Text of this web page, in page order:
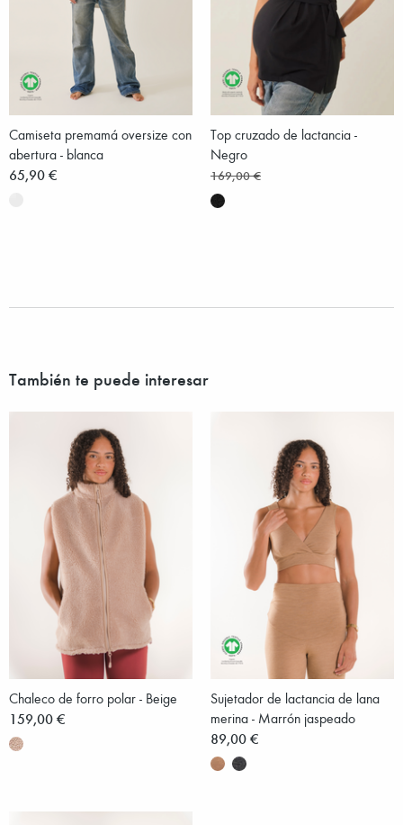
Camiseta premamá oversize con
abertura - blanca
65,90 €
Top cruzado de lactancia -
Negro
169,00 €
También te puede interesar
Chaleco de forro polar - Beige
159,00 €
Sujetador de lactancia de lana
merina - Marrón jaspeado
89,00 €